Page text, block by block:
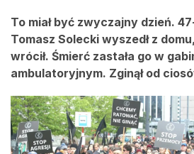
To miał być zwyczajny dzień.
Tomasz Solecki wyszedł z
wrócił. Śmierć zastała go w
ambulatoryjnym. Zginął od